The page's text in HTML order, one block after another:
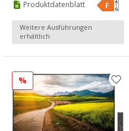
Produktdatenblatt
Weitere Ausführungen
erhältlich
%